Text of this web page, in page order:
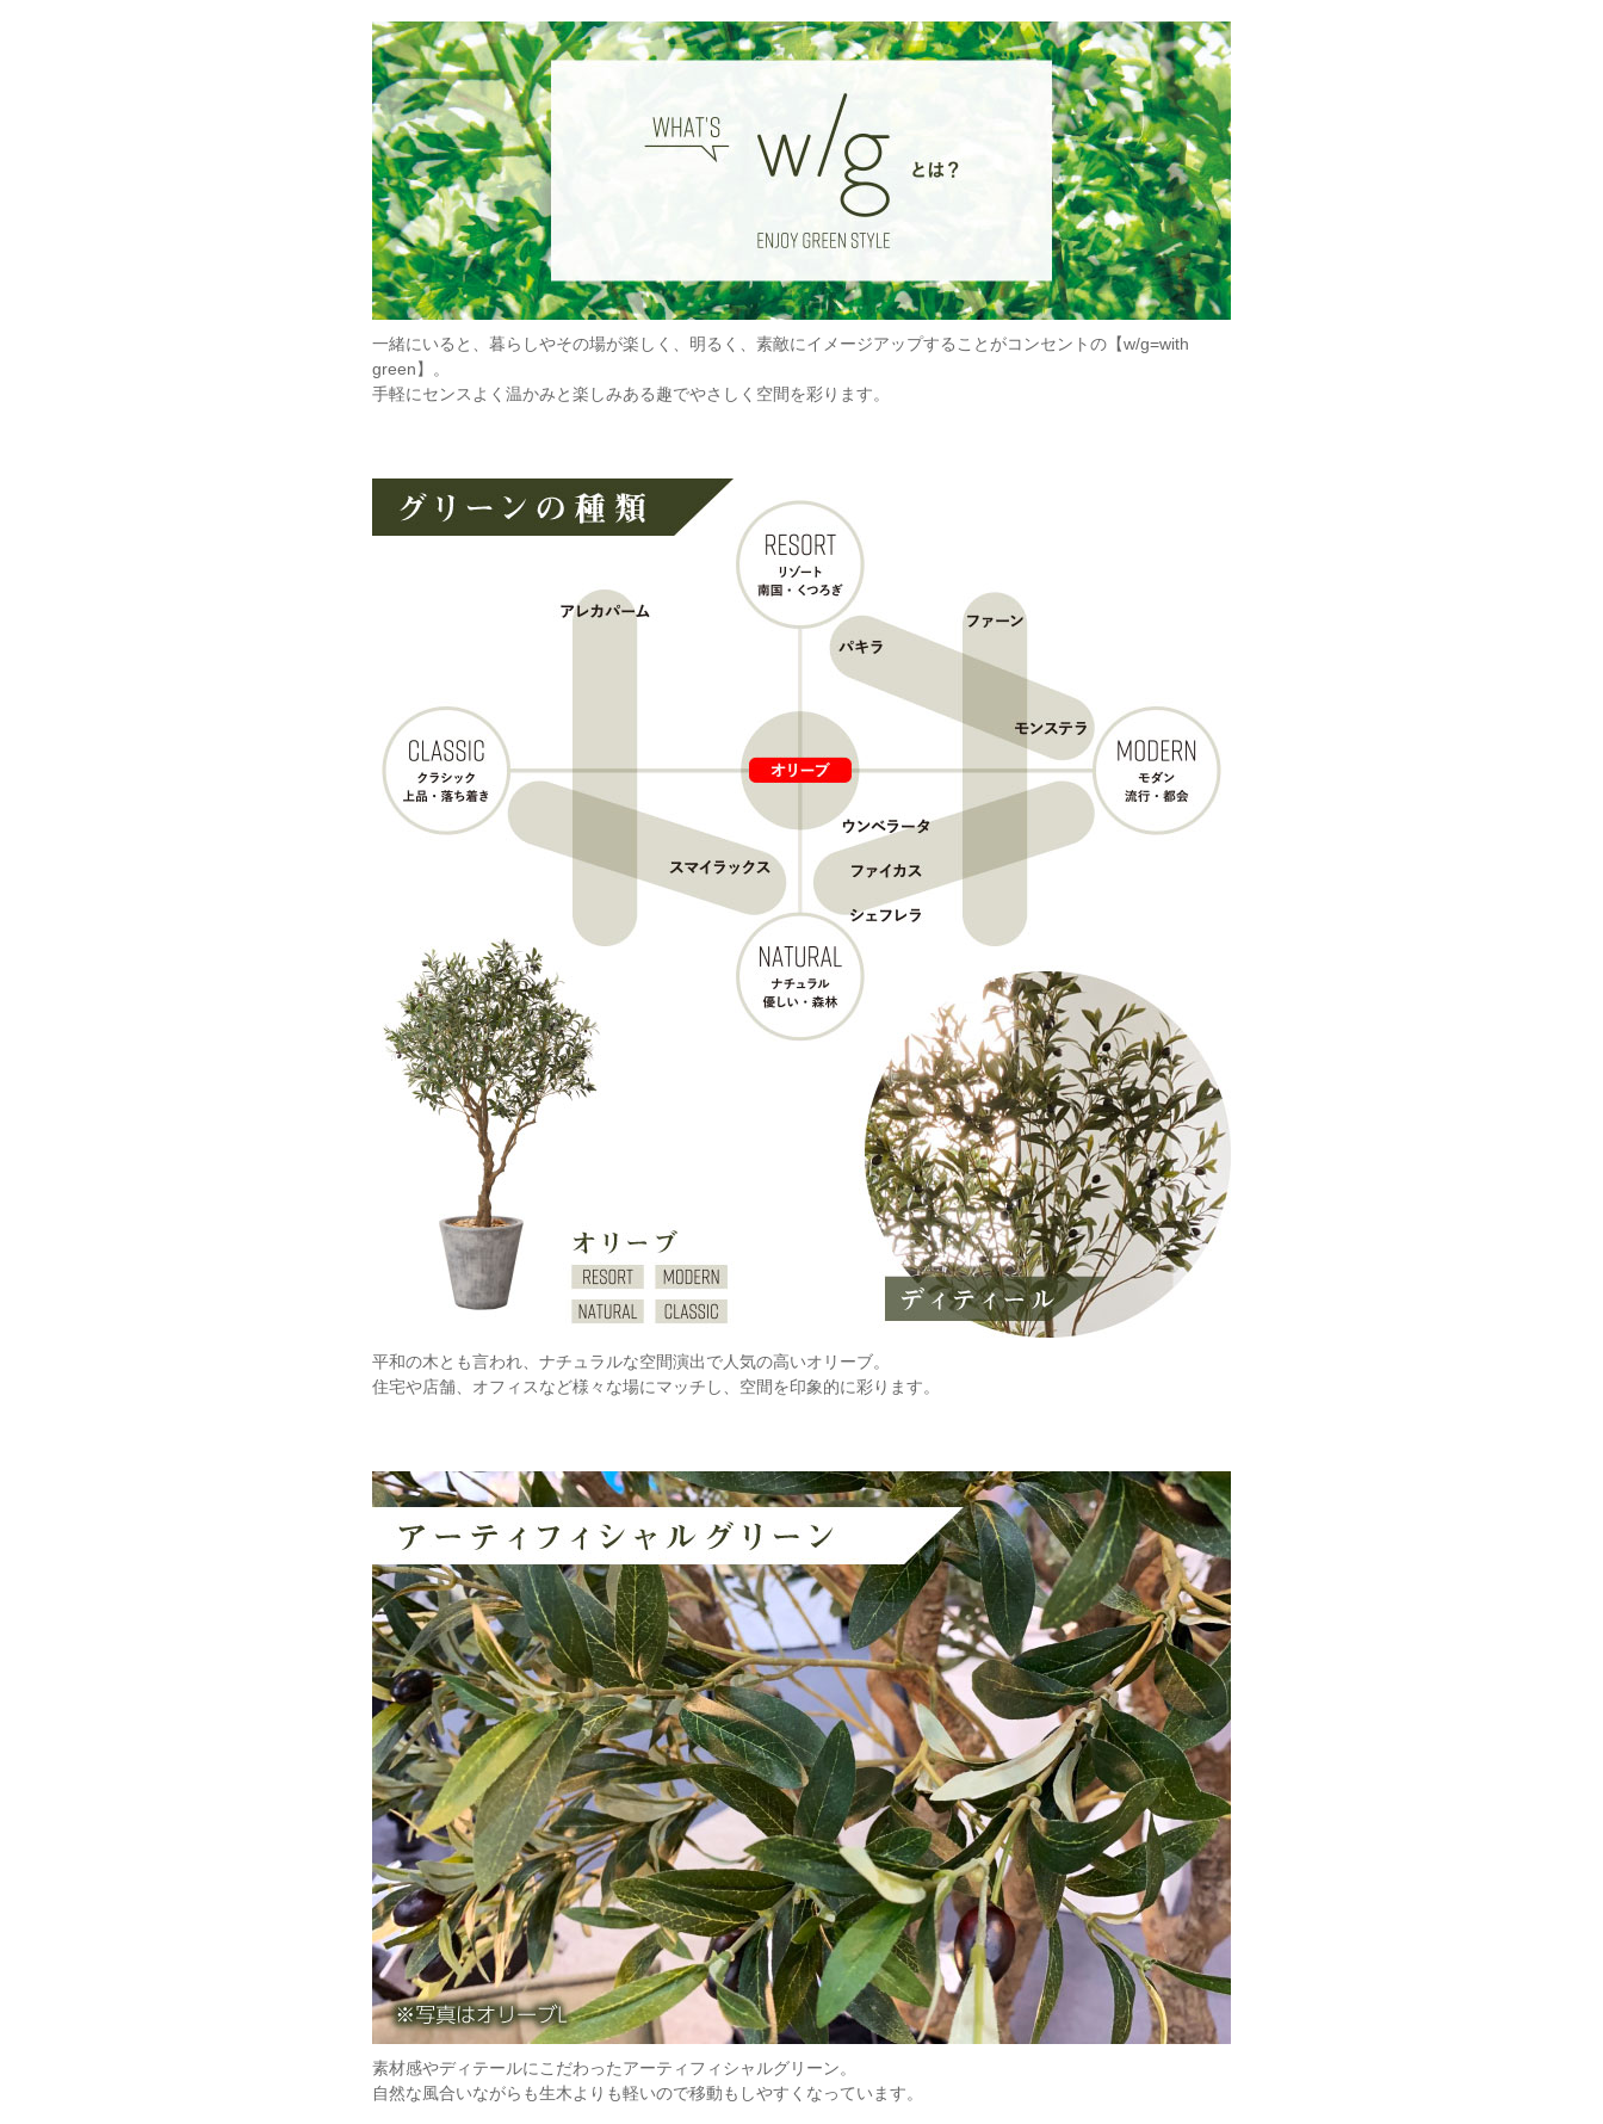
一緒にいると、暮らしやその場が楽しく、明るく、素敵にイメージアップすることがコンセントの【w/g=with
green】。
手軽にセンスよく温かみと楽しみある趣でやさしく空間を彩ります。
平和の木とも言われ、ナチュラルな空間演出で人気の高いオリーブ。
住宅や店舗、オフィスなど様々な場にマッチし、空間を印象的に彩ります。
素材感やディテールにこだわったアーティフィシャルグリーン。
自然な風合いながらも生木よりも軽いので移動もしやすくなっています。